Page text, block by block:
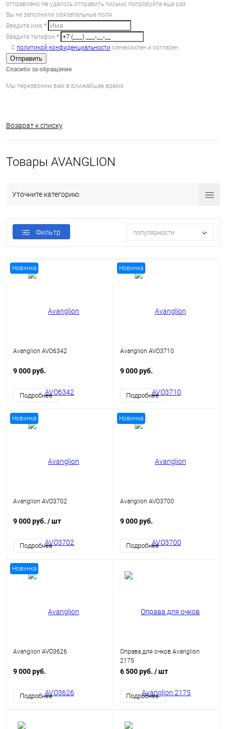
отправлено Не удалось отправить письмо попробуйте еще раз
Вы не заполнили обязательные поля
Введите имя *
Введите телефон *
С политикой конфиденциальности ознакомлен и согласен
Отправить
Спасибо за обращение
Мы перезвоним вам в ближайшее время
Возврат к списку
Товары AVANGLION
Уточните категорию:
Фильтр популярности
Новинка
Avanglion AVO6342
9 000 руб.
Подробнее
Новинка
Avanglion AVO3710
9 000 руб.
Подробнее
Новинка
Avanglion AVO3702
9 000 руб. / шт
Подробнее
Новинка
Avanglion AVO3700
9 000 руб.
Подробнее
Новинка
Avanglion AVO3626
9 000 руб.
Подробнее
Оправа для очков Avanglion
2175
6 500 руб. / шт
Подробнее